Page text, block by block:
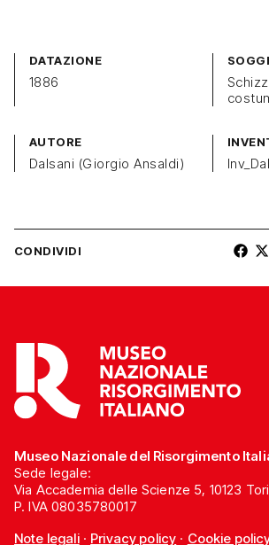
DATAZIONE
1886
AUTORE
Dalsani (Giorgio Ansaldi)
CONDIVIDI
Museo Nazionale del Risorgimento
Sede legale:
Via Accademia delle Scienze 5, 10123
P. IVA 08035780017
Note legali· Privacy policy · Cookie